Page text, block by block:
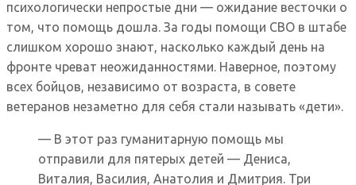
психологически непростые дни — ожидание весточки о
том, что помощь дошла. За годы помощи СВО в штабе
слишком хорошо знают, насколько каждый день на
фронте чреват неожиданностями. Наверное, поэтому
всех бойцов, независимо от возраста, в совете
ветеранов незаметно для себя стали называть «дети».
— В этот раз гуманитарную помощь мы
отправили для пятерых детей — Дениса,
Виталия, Василия, Анатолия и Дмитрия. Три